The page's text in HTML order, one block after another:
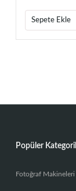
Sepete Ekle
Popüler
Fotoğraf Makineleri